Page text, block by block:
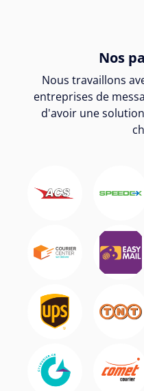
Nos
Nous travaillons
entreprises de
d'avoir une